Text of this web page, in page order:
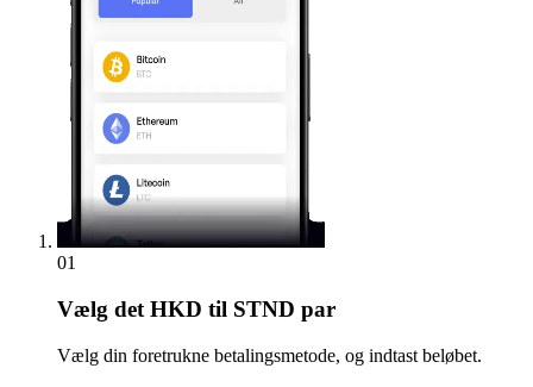
01
Vælg det HKD til STND par
Vælg din foretrukne betalingsmetode, og indtast beløbet.